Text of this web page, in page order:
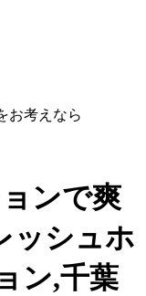
お考えなら
ンで爽
ッシュホ
ン,千葉